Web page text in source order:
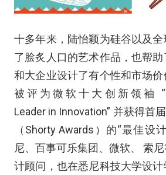
十多年来，陆怡颖为硅谷以及
了脍炙人口的艺术作品，也帮
和大企业设计了有个性和市场
被评为微软十大创新领袖
Leader in Innovation” 并获得首
（Shorty Awards）的“最佳设
尼、百事可乐集团、微软、 索
计顾问，也在悉尼科技大学设